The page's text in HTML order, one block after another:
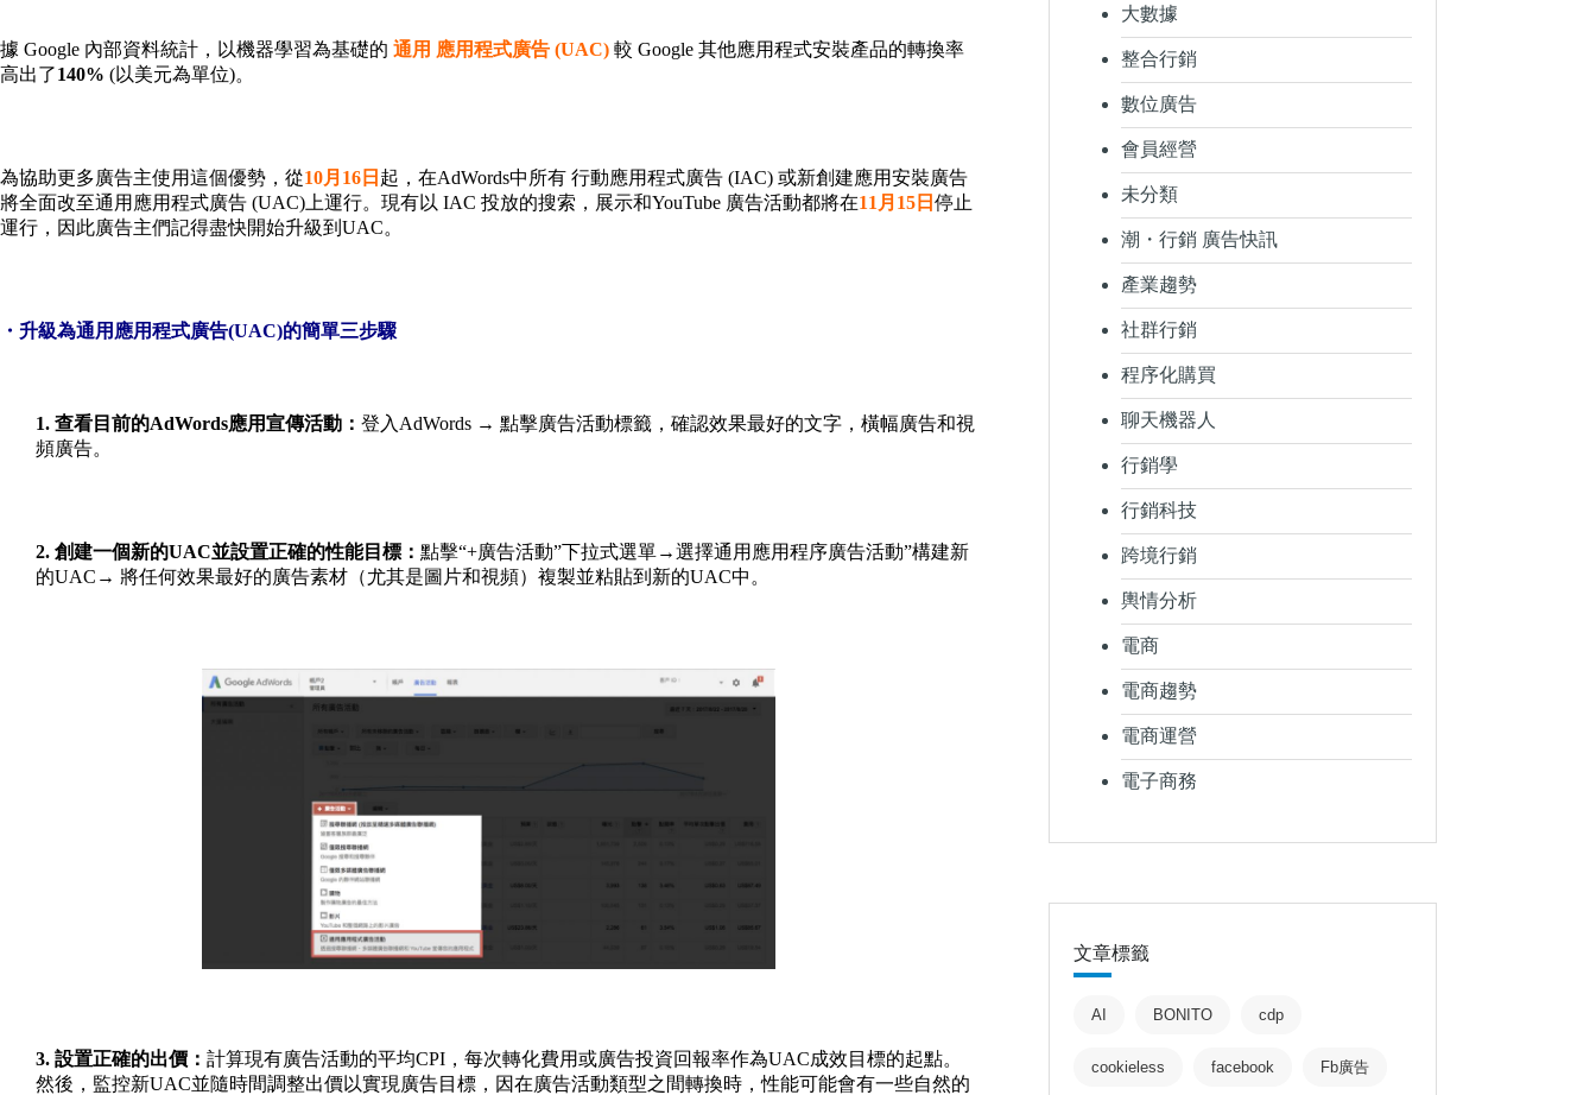
據 Google 內部資料統計，以機器學習為基礎的 通用 應用程式廣告 (UAC) 較 Google 其他應用程式安裝產品的轉換率
高出了140% (以美元為單位)。
為協助更多廣告主使用這個優勢，從10月16日 起，在AdWords中所有 行動應用程式廣告 (IAC) 或新創建應用安裝廣告
將全面改至通用應用程式廣告 (UAC)上運行。現有以 IAC 投放的搜索，展示和YouTube 廣告活動都將在11月15日 停止
運行，因此廣告主們記得盡快開始升級到UAC。
・升級為通用應用程式廣告(UAC)的簡單三步驟
1. 查看目前的AdWords應用宣傳活動： 登入AdWords → 點擊廣告活動標籤，確認效果最好的文字，橫幅廣告和視
頻廣告。
2. 創建一個新的UAC並設置正確的性能目標： 點擊“+廣告活動”下拉式選單→選擇通用應用程序廣告活動”構建新
的UAC→ 將任何效果最好的廣告素材（尤其是圖片和視頻）複製並粘貼到新的UAC中。
3. 設置正確的出價： 計算現有廣告活動的平均CPI，每次轉化費用或廣告投資回報率作為UAC成效目標的起點。
然後，監控新UAC並隨時間調整出價以實現廣告目標，因在廣告活動類型之間轉換時，性能可能會有一些自然的
大數據
整合行銷
數位廣告
會員經營
未分類
潮・行銷 廣告快訊
產業趨勢
社群行銷
程序化購買
聊天機器人
行銷學
行銷科技
跨境行銷
輿情分析
電商
電商趨勢
電商運營
電子商務
文章標籤
AI BONITO cdp
cookieless facebook Fb廣告